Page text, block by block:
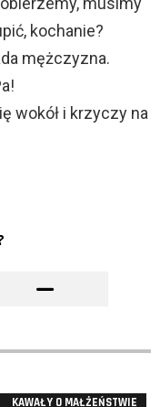
kochanie?
mężczyzna.
wokół i krzyczy na
KAWAŁY O MAŁŻEŃSTWIE